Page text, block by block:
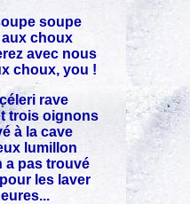
soupe
choux
avec nous
choux, you !
rave
trois oignons
à la cave
lumillon
a pas trouvé
les laver